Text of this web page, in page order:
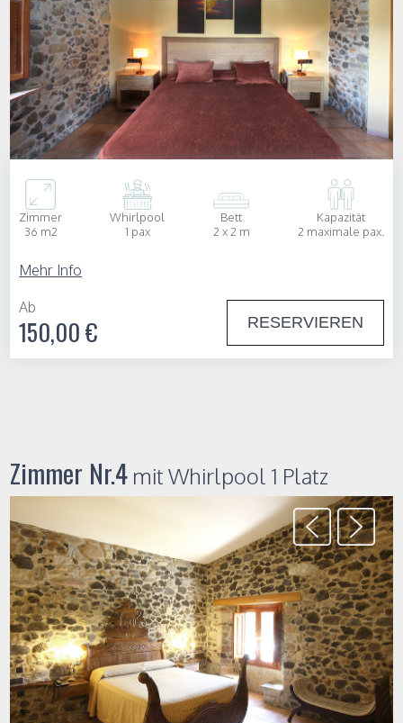
Zimmer
36 m2
Whirlpool
1 pax
Bett
2 x 2 m
Kapazität
2 maximale pax.
Mehr Info
Ab
150,00 € RESERVIEREN
Zimmer Nr.4 mit Whirlpool 1 Platz